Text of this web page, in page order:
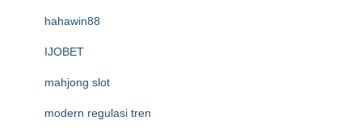
hahawin88
IJOBET
mahjong slot
modern regulasi tren